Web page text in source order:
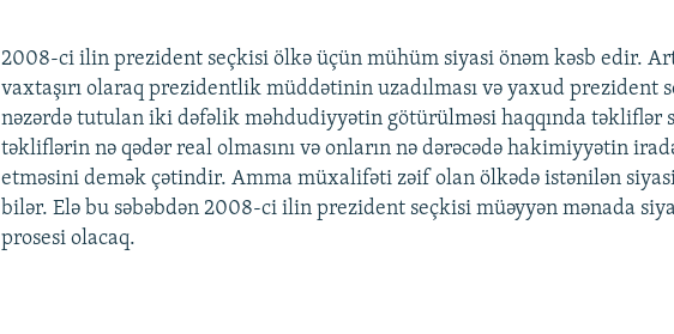
2008-ci ilin prezident seçkisi ölkə üçün mühüm siyasi önəm kəsb edir.
vaxtaşırı olaraq prezidentlik müddətinin uzadılması və yaxud prezident
nəzərdə tutulan iki dəfəlik məhdudiyyətin götürülməsi haqqında təkliflər
təkliflərin nə qədər real olmasını və onların nə dərəcədə hakimiyyətin
etməsini demək çətindir. Amma müxalifəti zəif olan ölkədə istənilən
bilər. Elə bu səbəbdən 2008-ci ilin prezident seçkisi müəyyən mənada
prosesi olacaq.